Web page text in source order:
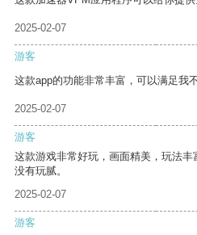
2025-02-07
游客
这款app的功能非常丰富，可以满足我
2025-02-07
游客
这款游戏非常好玩，画面精美，玩法
没有玩腻。
2025-02-07
游客